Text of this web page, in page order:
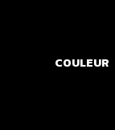
COULEUR